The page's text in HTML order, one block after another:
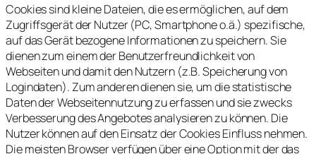
Cookies sind kleine Dateien, die es ermöglichen, auf dem
Zugriffsgerät der Nutzer (PC, Smartphone o.ä.) spezifische,
auf das Gerät bezogene Informationen zu speichern. Sie
dienen zum einem der Benutzerfreundlichkeit von
Webseiten und damit den Nutzern (z.B. Speicherung von
Logindaten). Zum anderen dienen sie, um die statistische
Daten der Webseitennutzung zu erfassen und sie zwecks
Verbesserung des Angebotes analysieren zu können. Die
Nutzer können auf den Einsatz der Cookies Einfluss nehmen.
Die meisten Browser verfügen über eine Option mit der das